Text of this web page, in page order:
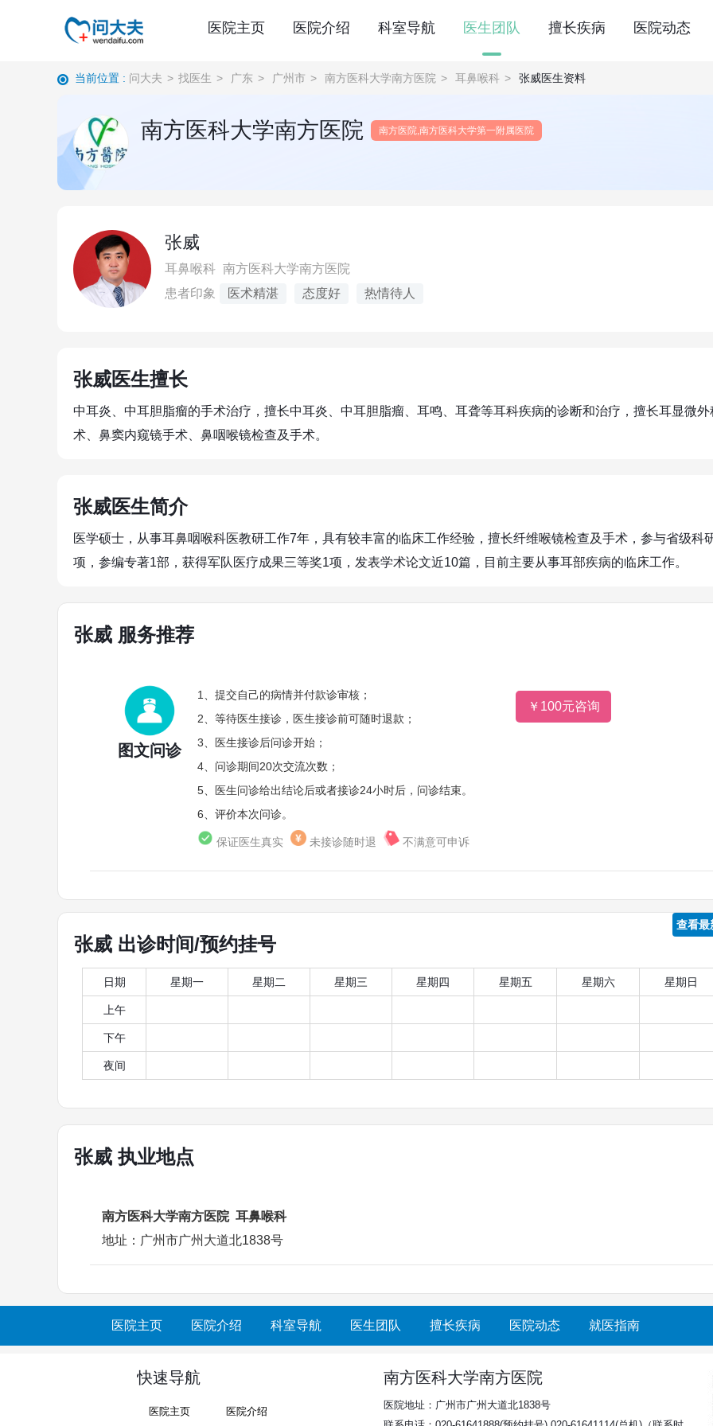
医院主页 医院介绍 科室导航 医生团队 擅长疾病 医院动态
当前位置 : 问大夫 > 找医生 > 广东 > 广州市 > 南方医科大学南方医院 > 耳鼻喉科 > 张威医生资料
南方医科大学南方医院 南方医院,南方医科大学第一附属医院
张威
耳鼻喉科 南方医科大学南方医院
患者印象
医术精湛 态度好 热情待人
张威医生擅长
中耳炎、中耳胆脂瘤的手术治疗，擅长中耳炎、中耳胆脂瘤、耳鸣、耳聋等耳科疾病的诊断和治疗，擅长耳显微外
术、鼻窦内窥镜手术、鼻咽喉镜检查及手术。
张威医生简介
医学硕士，从事耳鼻咽喉科医教研工作7年，具有较丰富的临床工作经验，擅长纤维喉镜检查及手术，参与省级科
项，参编专著1部，获得军队医疗成果三等奖1项，发表学术论文近10篇，目前主要从事耳部疾病的临床工作。
张威 服务推荐
图文问诊
1、提交自己的病情并付款诊审核；
2、等待医生接诊，医生接诊前可随时退款；
3、医生接诊后问诊开始；
4、问诊期间20次交流次数；
5、医生问诊给出结论后或者接诊24小时后，问诊结束。
6、评价本次问诊。
保证医生真实 未接诊随时退 不满意可申诉
￥100元咨询
张威 出诊时间/预约挂号
查看最
日期 星期一 星期二 星期三 星期四 星期五 星期六 星期日
上午
下午
夜间
张威 执业地点
南方医科大学南方医院 耳鼻喉科
地址：广州市广州大道北1838号
医院主页 医院介绍 科室导航 医生团队 擅长疾病 医院动态 就医指南
快速导航
医院主页 医院介绍
南方医科大学南方医院
医院地址：广州市广州大道北1838号